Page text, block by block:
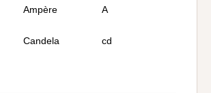
Ampère A
Candela cd